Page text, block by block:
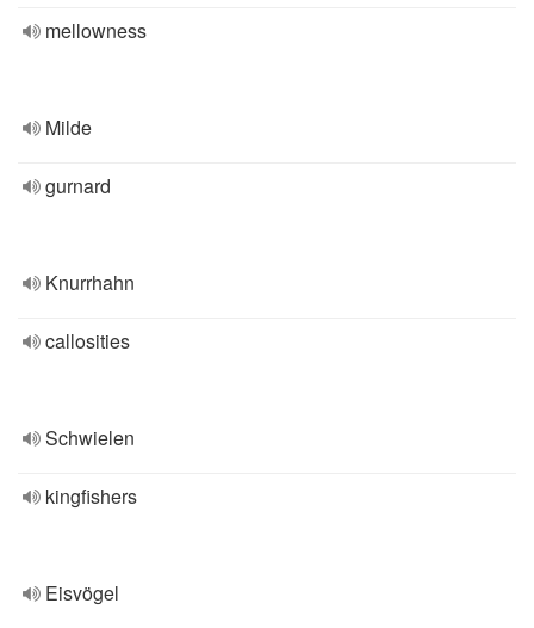
mellowness
Milde
gurnard
Knurrhahn
callosities
Schwielen
kingfishers
Eisvögel